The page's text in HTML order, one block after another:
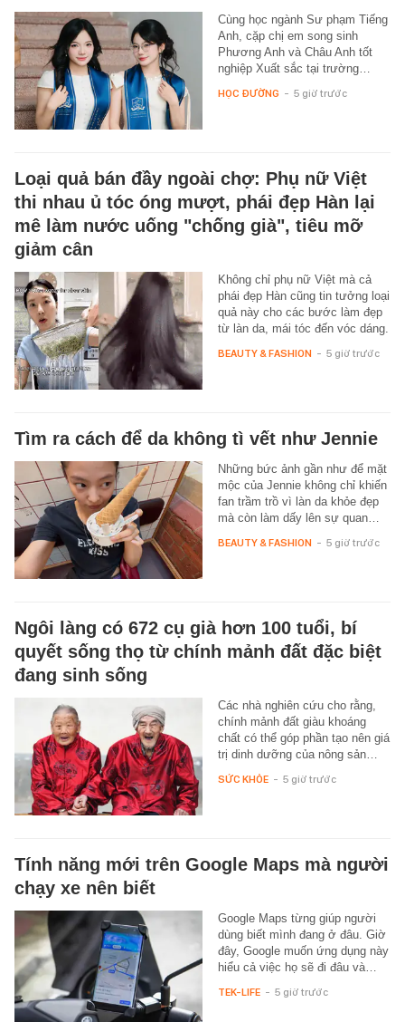
Cùng học ngành Sư phạm Tiếng
Anh, cặp chị em song sinh
Phương Anh và Châu Anh tốt
nghiệp Xuất sắc tại trường…
HỌC ĐƯỜNG - 5 giờ trước
Loại quả bán đầy ngoài chợ: Phụ nữ Việt
thi nhau ủ tóc óng mượt, phái đẹp Hàn lại
mê làm nước uống "chống già", tiêu mỡ
giảm cân
Không chỉ phụ nữ Việt mà cả
phái đẹp Hàn cũng tin tưởng loại
quả này cho các bước làm đẹp
từ làn da, mái tóc đến vóc dáng.
BEAUTY & FASHION - 5 giờ trước
Tìm ra cách để da không tì vết như Jennie
Những bức ảnh gần như để mặt
mộc của Jennie không chỉ khiến
fan trầm trồ vì làn da khỏe đẹp
mà còn làm dấy lên sự quan…
BEAUTY & FASHION - 5 giờ trước
Ngôi làng có 672 cụ già hơn 100 tuổi, bí
quyết sống thọ từ chính mảnh đất đặc biệt
đang sinh sống
Các nhà nghiên cứu cho rằng,
chính mảnh đất giàu khoáng
chất có thể góp phần tạo nên giá
trị dinh dưỡng của nông sản…
SỨC KHỎE - 5 giờ trước
Tính năng mới trên Google Maps mà người
chạy xe nên biết
Google Maps từng giúp người
dùng biết mình đang ở đâu. Giờ
đây, Google muốn ứng dụng này
hiểu cả việc họ sẽ đi đâu và…
TEK-LIFE - 5 giờ trước